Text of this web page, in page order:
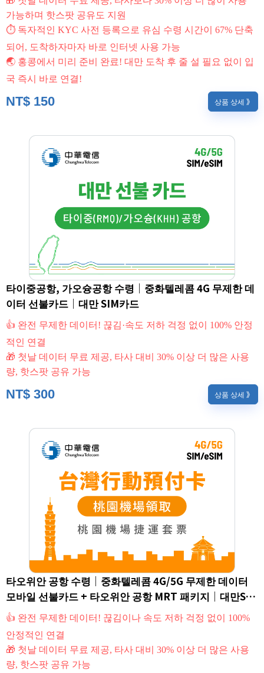
가능하며 핫스팟 공유도 지원
⏱ 독자적인 KYC 사전 등록으로 유심 수령 시간이 67% 단축
되어, 도착하자마자 바로 인터넷 사용 가능
🌏 홍콩에서 미리 준비 완료! 대만 도착 후 줄 설 필요 없이 입
국 즉시 바로 연결!
NT$ 150 상품 상세 》
타이중공항, 가오슝공항 수령｜중화텔레콤 4G 무제한 데
이터 선불카드｜대만 SIM카드
👍 완전 무제한 데이터! 끊김·속도 저하 걱정 없이 100% 안정
적인 연결
🎁 첫날 데이터 무료 제공, 타사 대비 30% 이상 더 많은 사용
량, 핫스팟 공유 가능
NT$ 300 상품 상세 》
타오위안 공항 수령｜중화텔레콤 4G/5G 무제한 데이터
모바일 선불카드 + 타오위안 공항 MRT 패키지｜대만SIM
카드/eSIM (외국인 한정)
👍 완전 무제한 데이터! 끊김이나 속도 저하 걱정 없이 100%
안정적인 연결
🎁 첫날 데이터 무료 제공, 타사 대비 30% 이상 더 많은 사용
량, 핫스팟 공유 가능